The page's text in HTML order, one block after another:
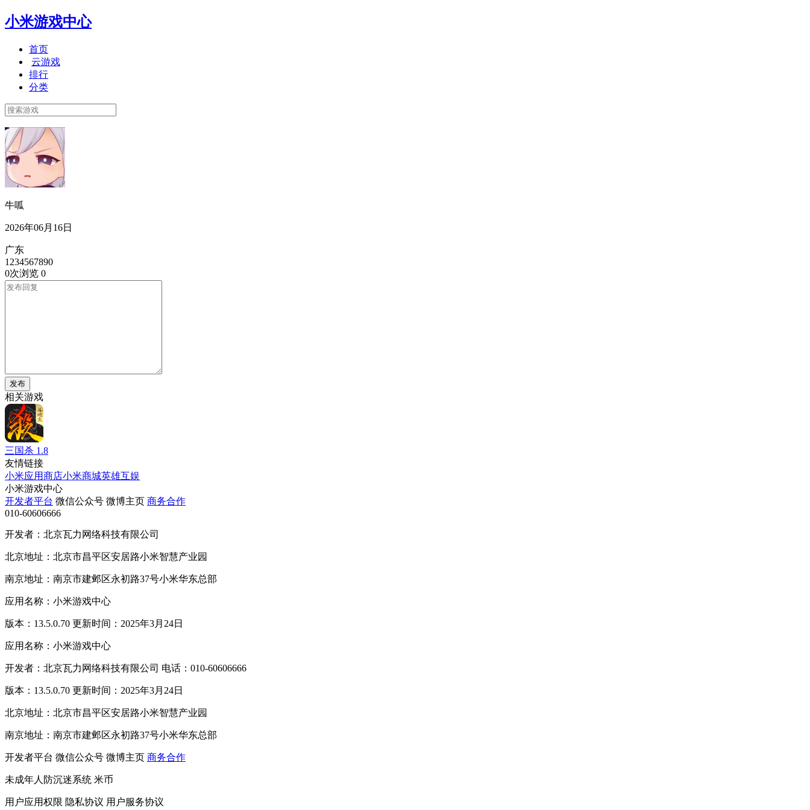
小米游戏中心
首页
云游戏
排行
分类
牛呱
2026年06月16日
广东
1234567890
0次浏览 0
发布
相关游戏
三国杀 1.8
友情链接
小米应用商店小米商城英雄互娱
小米游戏中心
开发者平台 微信公众号 微博主页 商务合作
010-60606666
开发者：北京瓦力网络科技有限公司
北京地址：北京市昌平区安居路小米智慧产业园
南京地址：南京市建邺区永初路37号小米华东总部
应用名称：小米游戏中心
版本：13.5.0.70 更新时间：2025年3月24日
应用名称：小米游戏中心
开发者：北京瓦力网络科技有限公司 电话：010-60606666
版本：13.5.0.70 更新时间：2025年3月24日
北京地址：北京市昌平区安居路小米智慧产业园
南京地址：南京市建邺区永初路37号小米华东总部
开发者平台 微信公众号 微博主页 商务合作
未成年人防沉迷系统 米币
用户应用权限 隐私协议 用户服务协议